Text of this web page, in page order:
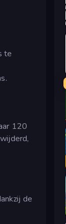
te
120
de